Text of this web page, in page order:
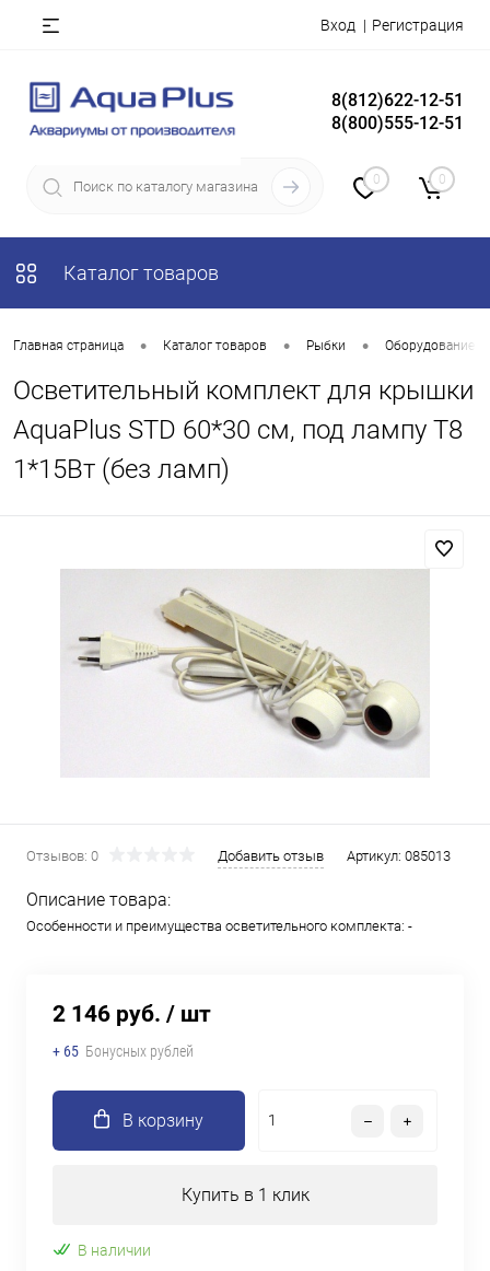
Вход Регистрация
8(812)622-12-51
8(800)555-12-51
0 0
Каталог товаров
Главная страница • Каталог товаров • Рыбки • Оборудование
Осветительный комплект для крышки
AquaPlus STD 60*30 см, под лампу Т8
1*15Вт (без ламп)
Отзывов: 0 Добавить отзыв Артикул: 085013
Описание товара:
Особенности и преимущества осветительного комплекта: -
2 146 руб. / шт
+ 65 Бонусных рублей
В корзину
Купить в 1 клик
В наличии